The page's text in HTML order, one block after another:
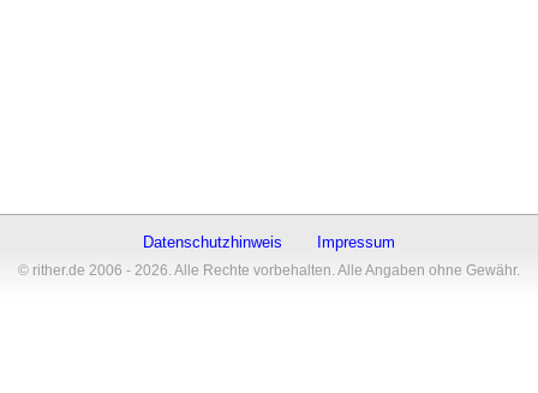
Datenschutzhinweis Impressum
© rither.de 2006 - 2026. Alle Rechte vorbehalten. Alle Angaben ohne Gewähr.